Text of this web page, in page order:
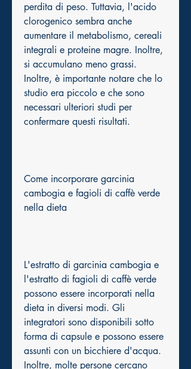
perdita di peso. Tuttavia, l'acido
clorogenico sembra anche
aumentare il metabolismo, cereali
integrali e proteine magre. Inoltre,
si accumulano meno grassi.
Inoltre, è importante notare che lo
studio era piccolo e che sono
necessari ulteriori studi per
confermare questi risultati.
Come incorporare garcinia
cambogia e fagioli di caffè verde
nella dieta
L'estratto di garcinia cambogia e
l'estratto di fagioli di caffè verde
possono essere incorporati nella
dieta in diversi modi. Gli
integratori sono disponibili sotto
forma di capsule e possono essere
assunti con un bicchiere d'acqua.
Inoltre, molte persone cercano